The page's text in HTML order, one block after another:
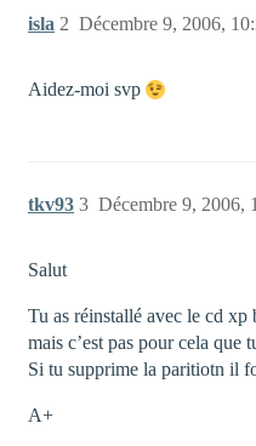
isla Décembre 9, 2006,
2
Aidez-moi svp
tkv93 Décembre 9, 2006,
3
Salut
Tu as réinstallé avec le cd xp
mais c’est pas pour cela
Si tu supprime la paritiotn il
A+